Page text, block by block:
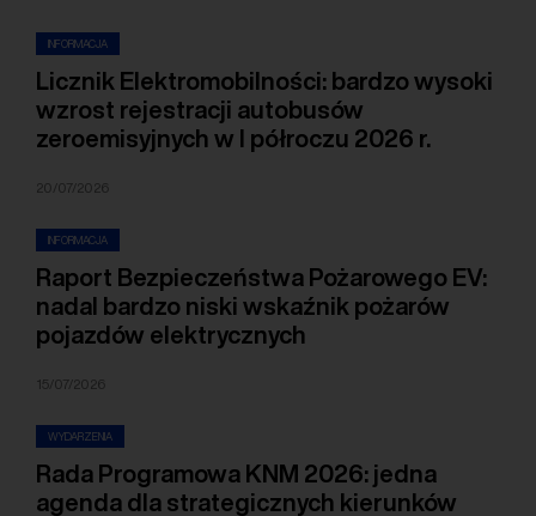
INFORMACJA
Licznik Elektromobilności: bardzo wysoki
wzrost rejestracji autobusów
zeroemisyjnych w I półroczu 2026 r.
20/07/2026
INFORMACJA
Raport Bezpieczeństwa Pożarowego EV:
nadal bardzo niski wskaźnik pożarów
pojazdów elektrycznych
15/07/2026
WYDARZENIA
Rada Programowa KNM 2026: jedna
agenda dla strategicznych kierunków